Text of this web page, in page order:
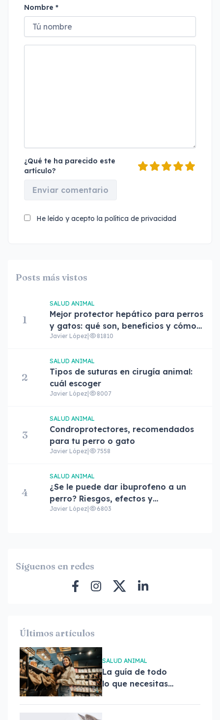
Nombre *
¿Qué te ha parecido este
artículo?
Enviar comentario
He leído y acepto la política de privacidad
Posts más vistos
1
SALUD ANIMAL
Mejor protector hepático para perros
y gatos: qué son, beneficios y cómo
elegir el adecuado
Javier López 81810
2
SALUD ANIMAL
Tipos de suturas en cirugía animal:
cuál escoger
Javier López 8007
3
SALUD ANIMAL
Condroprotectores, recomendados
para tu perro o gato
Javier López 7558
4
SALUD ANIMAL
¿Se le puede dar ibuprofeno a un
perro? Riesgos, efectos y
alternativas
Javier López 6803
Síguenos en redes
Últimos artículos
SALUD ANIMAL
La guía de todo
lo que necesitas
Black Friday para